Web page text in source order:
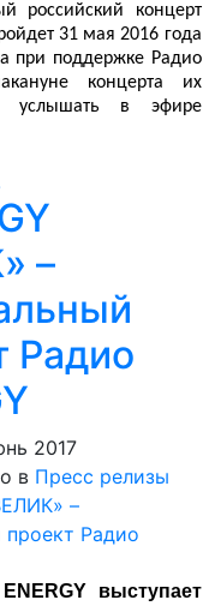
российский концерт
31 мая 2016 года
при поддержке Радио
концерта их
услышать в эфире
–
Радио
2017
в Пресс релизы
выступает